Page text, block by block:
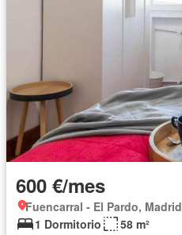
600 €/mes
Fuencarral - El Pardo, Madrid
1 Dormitorio
58 m²